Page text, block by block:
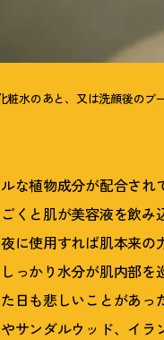
粧水のあと、又は洗顔後のブ
な植物成分が配合さ
くと肌が美容液を飲
に使用すれば肌本来
っかり水分が肌内部
日も悲しいことがあ
サンダルウッド、イ